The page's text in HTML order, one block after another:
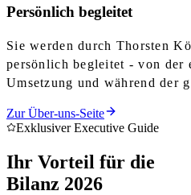
Persönlich begleitet
Sie werden durch Thorsten
persönlich begleitet - von der
Umsetzung und während der
Zur Über-uns-Seite
Exklusiver Executive Guide
Ihr Vorteil für die
Bilanz 2026